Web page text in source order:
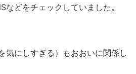
などをチェックしていました。
気にしすぎる）もおおいに関係し